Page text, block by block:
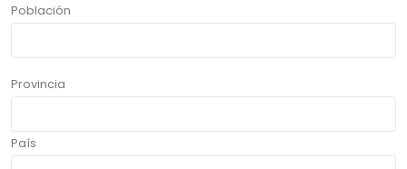
Población
Provincia
País